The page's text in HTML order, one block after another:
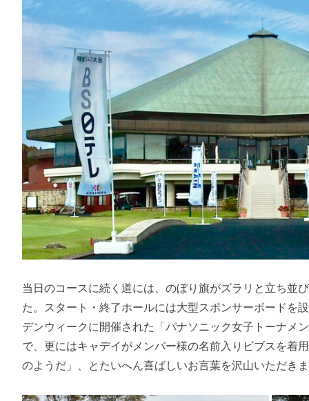
当日のコースに続く道には、のぼり旗がズラリと立ち並
た。スタート・終了ホールには大型スポンサーボードを
デンウィークに開催された「パナソニック女子トーナメ
で、更にはキャデイがメンバー様の名前入りビブスを着
のようだ」、とたいへん喜ばしいお言葉を沢山いただき